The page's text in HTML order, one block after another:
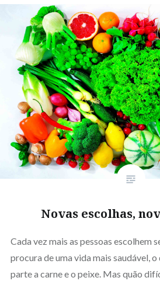
Novas escolhas,
Cada vez mais as pessoas escolhem
procura de uma vida mais saudável,
parte a carne e o peixe. Mas quão